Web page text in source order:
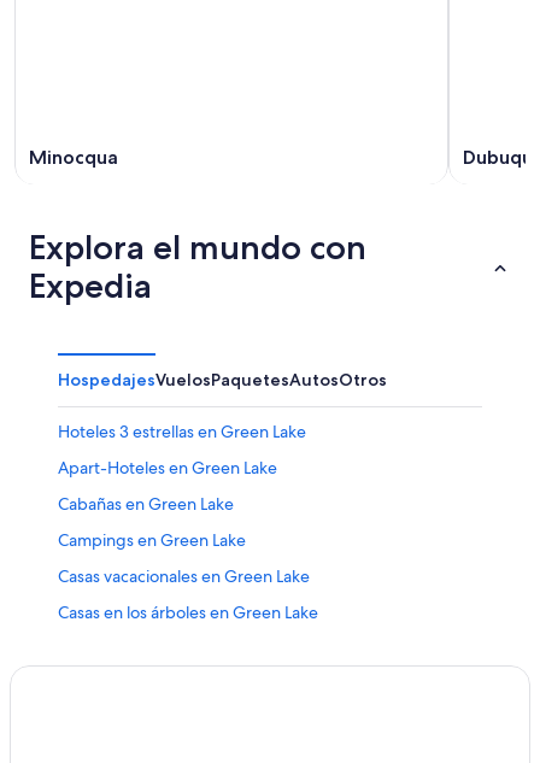
Minocqua
Explora el mundo con
Expedia
HospedajesVuelosPaquetesAutosOtros
Hoteles 3 estrellas en Green Lake
Apart-Hoteles en Green Lake
Cabañas en Green Lake
Campings en Green Lake
Casas vacacionales en Green Lake
Casas en los árboles en Green Lake